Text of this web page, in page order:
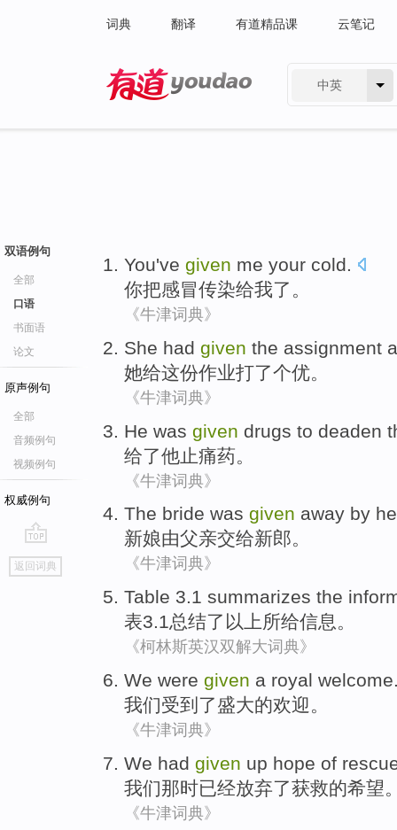
词典 翻译 有道精品课 云笔记
中英
双语例句
全部
口语
书面语
论文
原声例句
全部
音频例句
视频例句
权威例句
go
top
返回词典
You've given me your cold.
你把感冒传染给我了。
《牛津词典》
She had given the assignment
她给这份作业打了个优。
《牛津词典》
He was given drugs to deaden
给了他止痛药 。
《牛津词典》
The bride was given away by
新娘由父亲交给新郎。
《牛津词典》
Table 3.1 summarizes the
表3.1总结了以上所给信息。
《柯林斯英汉双解大词典》
We were given a royal welcome
我们受到 了盛大的欢迎。
《牛津词典》
We had given up hope of
我们那时已经放弃了获救的希望
《牛津词典》